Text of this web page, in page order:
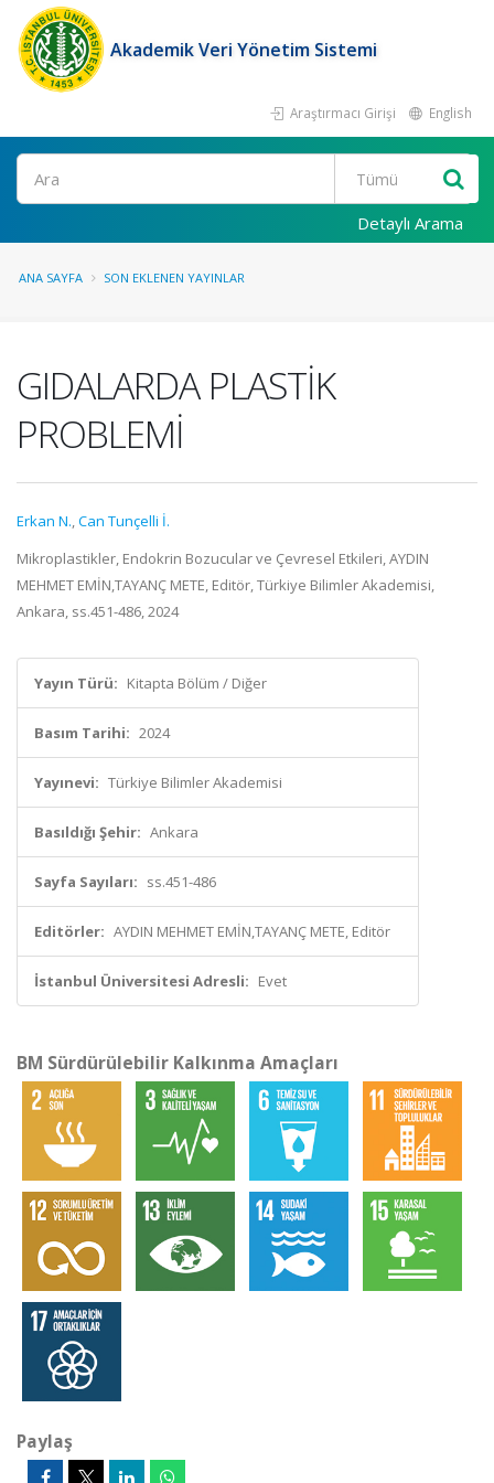
Akademik Veri Yönetim Sistemi
Araştırmacı Girişi English
Ara
Detaylı Arama
ANA SAYFA SON EKLENEN YAYINLAR
GIDALARDA PLASTİK
PROBLEMİ
Erkan N.,Can Tunçelli İ.
Mikroplastikler, Endokrin Bozucular ve Çevresel Etkileri, AYDIN
MEHMET EMİN,TAYANÇ METE, Editör, Türkiye Bilimler Akademisi,
Ankara, ss.451-486, 2024
Yayın Türü: Kitapta Bölüm / Diğer
Basım Tarihi: 2024
Yayınevi: Türkiye Bilimler Akademisi
Basıldığı Şehir: Ankara
Sayfa Sayıları: ss.451-486
Editörler: AYDIN MEHMET EMİN,TAYANÇ METE, Editör
İstanbul Üniversitesi Adresli: Evet
BM Sürdürülebilir Kalkınma Amaçları
Paylaş